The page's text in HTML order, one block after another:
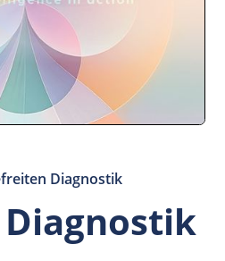
Diagnostik